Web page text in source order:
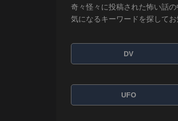
奇々怪々に投稿された怖い話
気になるキーワードを探して
DV
UFO